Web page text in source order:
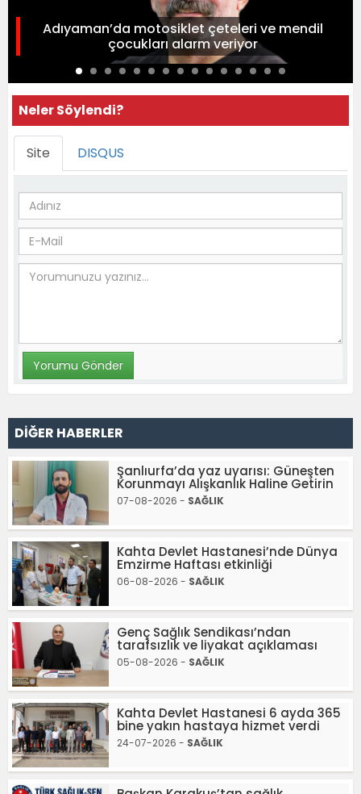
Adıyaman’da motosiklet çeteleri ve mendil
çocukları alarm veriyor
Neler Söylendi?
Site DISQUS
DİĞER HABERLER
Şanlıurfa’da yaz uyarısı: Güneşten
Korunmayı Alışkanlık Haline Getirin
07-08-2026 - SAĞLIK
Kahta Devlet Hastanesi’nde Dünya
Emzirme Haftası etkinliği
06-08-2026 - SAĞLIK
Genç Sağlık Sendikası’ndan
tarafsızlık ve liyakat açıklaması
05-08-2026 - SAĞLIK
Kahta Devlet Hastanesi 6 ayda 365
bine yakın hastaya hizmet verdi
24-07-2026 - SAĞLIK